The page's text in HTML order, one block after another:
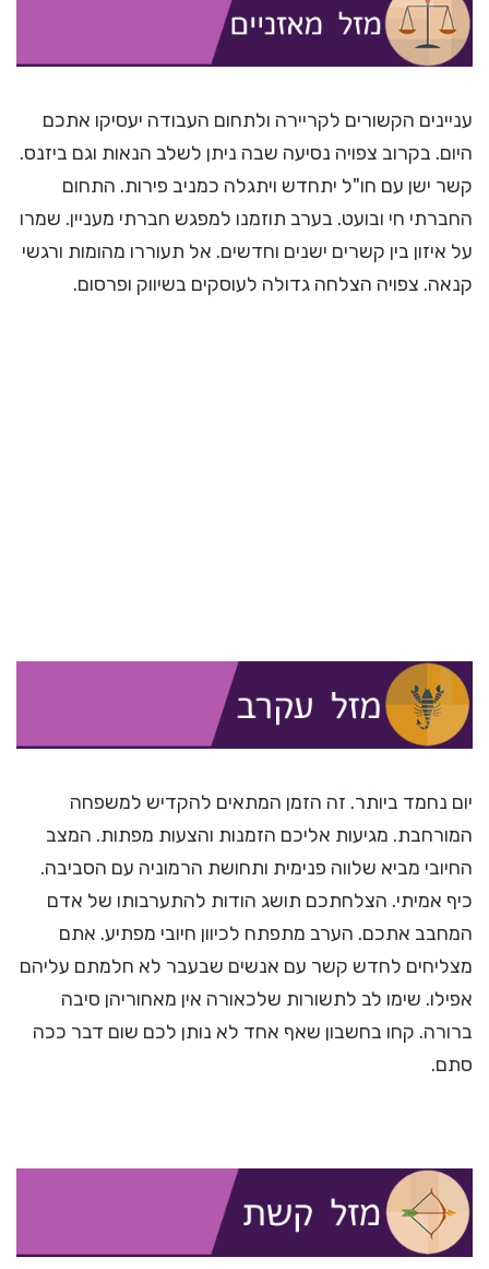
עניינים הקשורים לקריירה ולתחום העבודה יעסיקו אתכם
היום. בקרוב צפויה נסיעה שבה ניתן לשלב הנאות וגם ביזנס.
קשר ישן עם חו"ל יתחדש ויתגלה כמניב פירות. התחום
החברתי חי ובועט. בערב תוזמנו למפגש חברתי מעניין. שמרו
על איזון בין קשרים ישנים וחדשים. אל תעוררו מהומות ורגשי
קנאה. צפויה הצלחה גדולה לעוסקים בשיווק ופרסום.
יום נחמד ביותר. זה הזמן המתאים להקדיש למשפחה
המורחבת. מגיעות אליכם הזמנות והצעות מפתות. המצב
החיובי מביא שלווה פנימית ותחושת הרמוניה עם הסביבה.
כיף אמיתי. הצלחתכם תושג הודות להתערבותו של אדם
המחבב אתכם. הערב מתפתח לכיוון חיובי מפתיע. אתם
מצליחים לחדש קשר עם אנשים שבעבר לא חלמתם עליהם
אפילו. שימו לב לתשורות שלכאורה אין מאחוריהן סיבה
ברורה. קחו בחשבון שאף אחד לא נותן לכם שום דבר ככה
סתם.